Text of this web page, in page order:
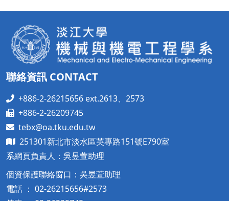
聯絡資訊 CONTACT
+886-2-26215656 ext.2613、2573
+886-2-26209745
tebx@oa.tku.edu.tw
251301新北市淡水區英專路151號E790室
系網頁負責人：吳昱萱助理
個資保護聯絡窗口：吳昱萱助理
電話 ： 02-26215656#2573